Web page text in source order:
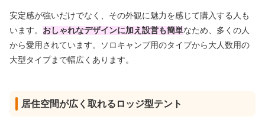
安定感が強いだけでなく、その外観に魅力を感じて購入する人も
います。 おしゃれなデザインに加え設営も簡単なため、多くの人
から愛用されています。ソロキャンプ用のタイプから大人数用の
大型タイプまで幅広くあります。
居住空間が広く取れるロッジ型テント